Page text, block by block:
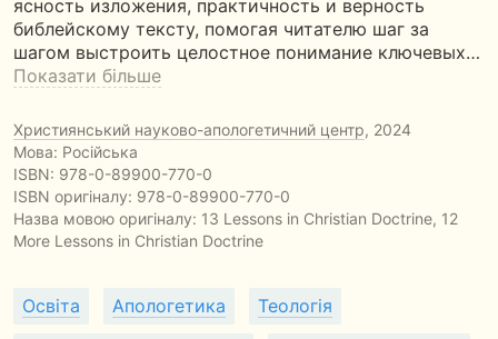
ясность изложения, практичность и верность
библейскому тексту, помогая читателю шаг за
шагом выстроить целостное понимание ключевых…
Показати більше
Християнський науково-апологетичний центр, 2024
Мова: Російська
ISBN: 978-0-89900-770-0
ISBN оригіналу: 978-0-89900-770-0
Назва мовою оригіналу: 13 Lessons in Christian Doctrine, 12
More Lessons in Christian Doctrine
Освіта Апологетика Теологія